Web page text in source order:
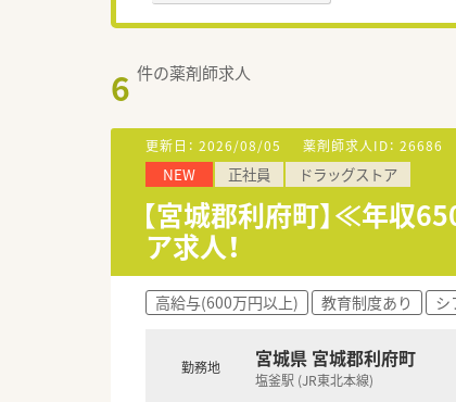
6 件の薬剤師求人
更新日： 2026/08/05 薬剤師求人ID： 26686
NEW 正社員 ドラッグストア
【宮城郡利府町】≪年収
ア求人！
高給与(600万円以上) 教育制度あり シ
勤務地 宮城県 宮城郡利府町
塩釜駅 (JR東北本線)